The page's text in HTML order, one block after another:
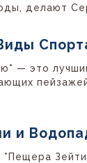
делают
— это
и
*Пещера